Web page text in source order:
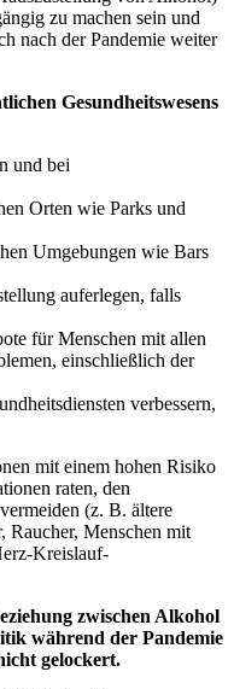
zu machen sein und
nach der Pandemie weiter
Gesundheitswesens
und bei
Orten wie Parks und
Umgebungen wie Bars
auferlegen, falls
für Menschen mit allen
einschließlich der
verbessern,
mit einem hohen Risiko
raten, den
(z. B. ältere
Raucher, Menschen mit
Kreislauf-
zwischen Alkohol
während der Pandemie
gelockert.